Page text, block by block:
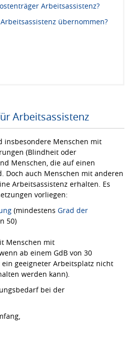
Arbeitsassistenz?
übernommen?
Arbeitsassistenz
insbesondere Menschen mit
(Blindheit oder
Menschen, die auf einen
Doch auch Menschen mit anderen
Arbeitsassistenz erhalten. Es
vorliegen:
(mindestens Grad der
50)
Menschen mit
ab einem GdB von 30
geeigneter Arbeitsplatz nicht
werden kann).
bei der